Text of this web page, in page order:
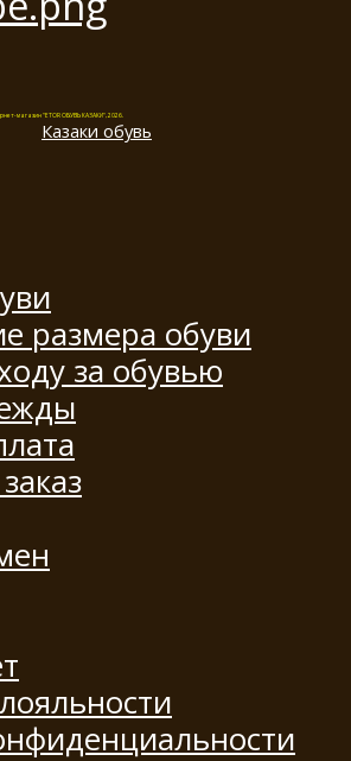
магазин "ETOR ОБУВЬ КАЗАКИ", 2026.
Казаки обувь
размера обуви
за обувью